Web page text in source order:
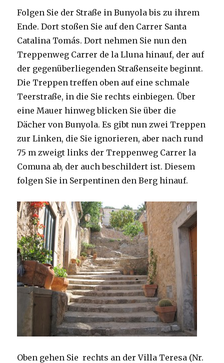
Folgen Sie der Straße in Bunyola bis zu ihrem
Ende. Dort stoßen Sie auf den Carrer Santa
Catalina Tomás. Dort nehmen Sie nun den
Treppenweg Carrer de la Lluna hinauf, der auf
der gegenüberliegenden Straßenseite beginnt.
Die Treppen treffen oben auf eine schmale
Teerstraße, in die Sie rechts einbiegen. Über
eine Mauer hinweg blicken Sie über die
Dächer von Bunyola. Es gibt nun zwei Treppen
zur Linken, die Sie ignorieren, aber nach rund
75 m zweigt links der Treppenweg Carrer la
Comuna ab, der auch beschildert ist. Diesem
folgen Sie in Serpentinen den Berg hinauf.
Oben gehen Sie rechts an der Villa Teresa (Nr.